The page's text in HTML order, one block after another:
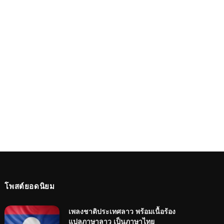
โพสต์ยอดนิยม
เพลงชาติประเทศลาว พร้อมเนื้อร้อง
แปลภาษาลาว เป็นภาษาไทย